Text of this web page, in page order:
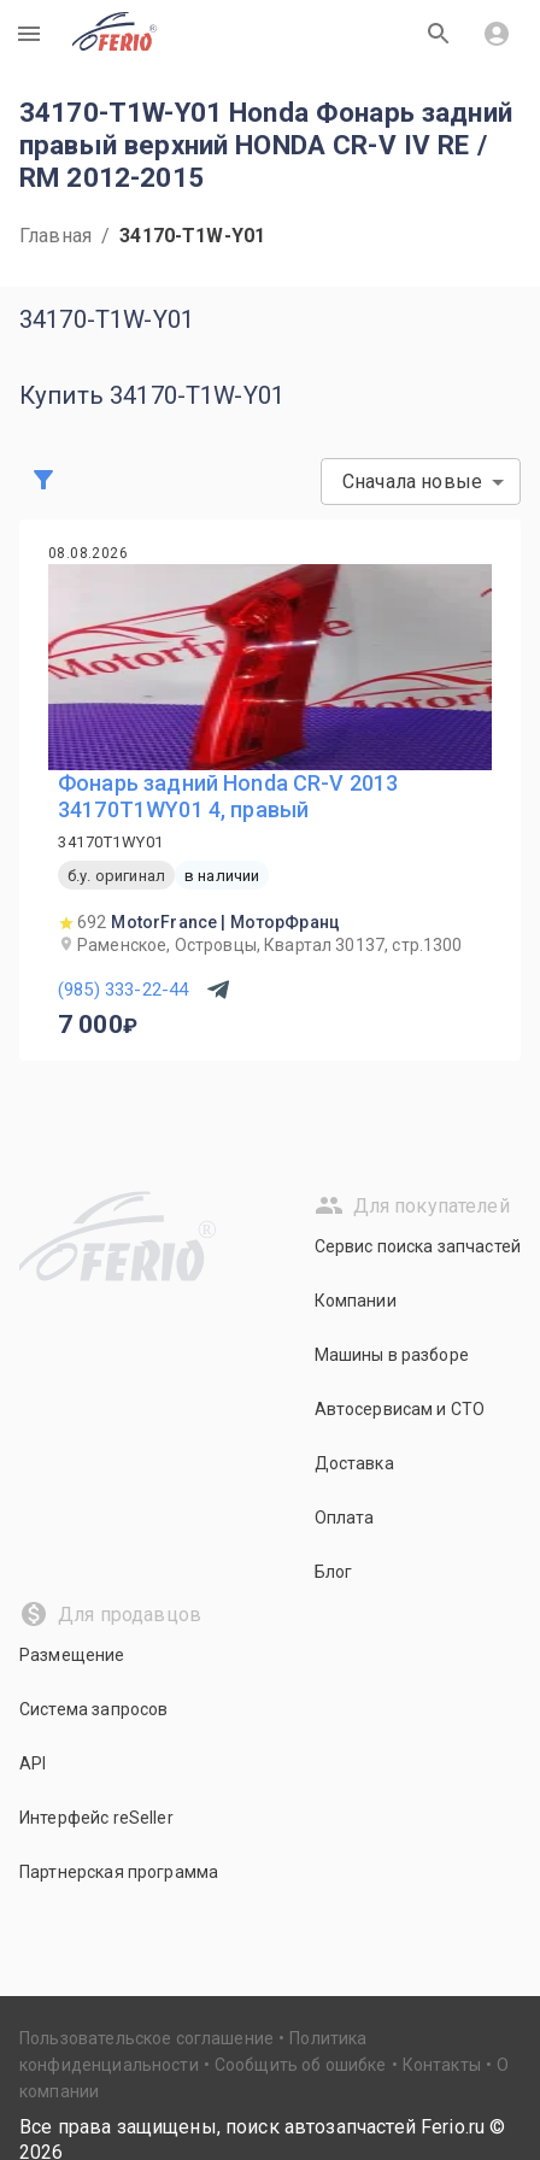
R
34170-T1W-Y01 Honda Фонарь задний
правый верхний HONDA CR-V IV RE /
RM 2012-2015
Главная / 34170-T1W-Y01
34170-T1W-Y01
Купить 34170-T1W-Y01
Сначала новые
08.08.2026
Фонарь задний Honda CR-V 2013
34170T1WY01 4, правый
34170T1WY01
б.у. оригинал
в наличии
692 MotorFrance | МоторФранц
Раменское, Островцы, Квартал 30137, стр.1300
(985) 333-22-44
7 000
R
Для покупателей
Сервис поиска запчастей
Компании
Машины в разборе
Автосервисам и СТО
Доставка
Оплата
Блог
Для продавцов
Размещение
Система запросов
API
Интерфейс reSeller
Партнерская программа
Пользовательское соглашение
Политика
конфиденциальности
Сообщить об ошибке Контакты
О
компании
Все права защищены, поиск автозапчастей Ferio.ru ©
2026